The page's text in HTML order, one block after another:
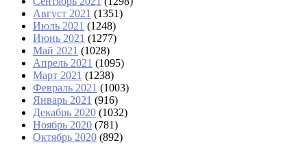
Август 2021 (1351)
Июль 2021 (1248)
Июнь 2021 (1277)
Май 2021 (1028)
Апрель 2021 (1095)
Март 2021 (1238)
Февраль 2021 (1003)
Январь 2021 (916)
Декабрь 2020 (1032)
Ноябрь 2020 (781)
Октябрь 2020 (892)